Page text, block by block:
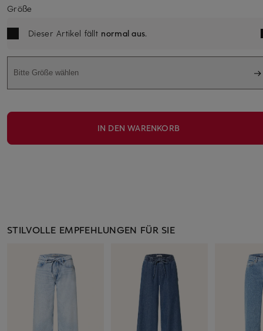
Größe
Dieser Artikel fällt normal aus.
Bitte Größe wählen
IN DEN WARENKORB
STILVOLLE EMPFEHLUNGEN FÜR SIE